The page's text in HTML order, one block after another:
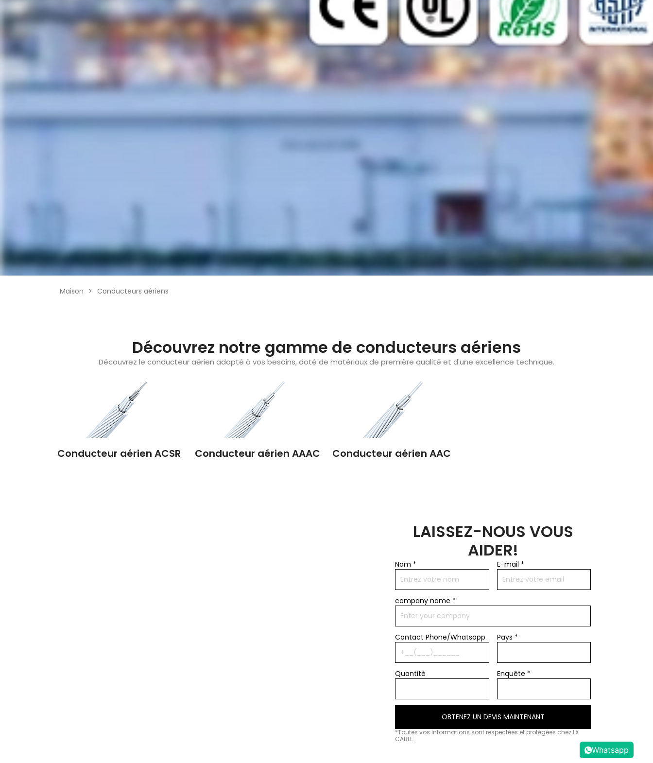
Maison > Conducteurs aériens
Découvrez notre gamme de conducteurs aériens
Découvrez le conducteur aérien adapté à vos besoins, doté de matériaux de première qualité et d'une excellence technique.
Conducteur aérien ACSR Conducteur aérien AAAC Conducteur aérien AAC
LAISSEZ-NOUS VOUS
AIDER!
Nom * E-mail *
company name *
Contact Phone/Whatsapp Pays *
Quantité Enquête *
OBTENEZ UN DEVIS MAINTENANT
*Toutes vos informations sont respectées et protégées chez LX
CABLE.
Whatsapp